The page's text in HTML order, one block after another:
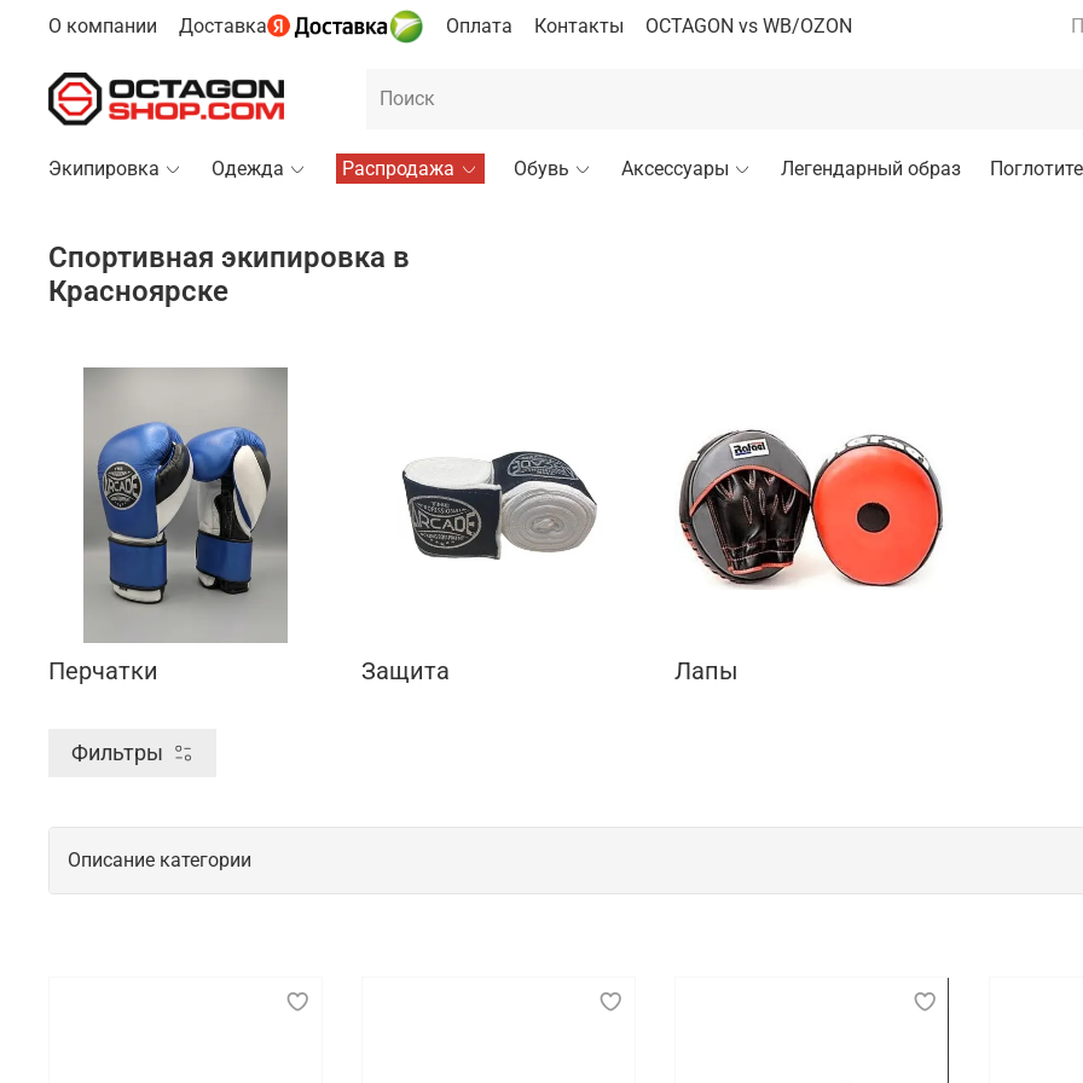
О компании Доставка Оплата Контакты OCTAGON vs WB/OZON
Экипировка Одежда Распродажа Обувь Аксессуары Легендарный образ
Спортивная экипировка в
Красноярске
Перчатки Защита Лапы
Фильтры
Описание категории
должна быть максимально удобной и функциональной, позволять свободно выполнять различные